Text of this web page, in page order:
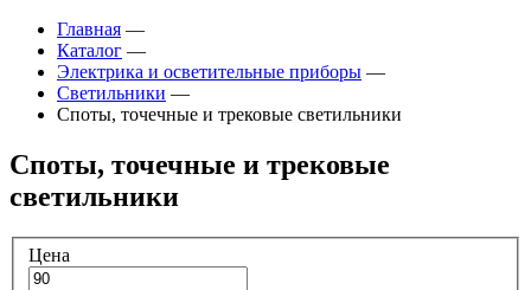
Главная —
Каталог —
Электрика и осветительные приборы —
Светильники —
Споты, точечные и трековые светильники
Споты, точечные и трековые
светильники
Цена